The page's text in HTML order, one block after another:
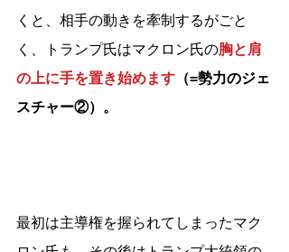
くと、相手の動きを牽制するがごと
く、トランプ氏はマクロン氏の胸と肩
の上に手を置き始めます （=勢力のジェ
スチャー②）。
最初は主導権を握られてしまったマク